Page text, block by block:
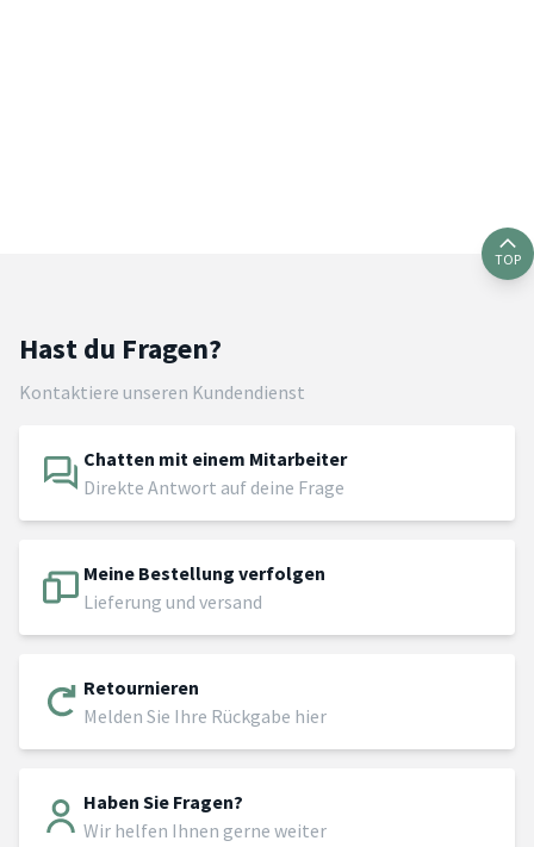
TOP
Hast du Fragen?
Kontaktiere unseren Kundendienst
Chatten mit einem Mitarbeiter
Direkte Antwort auf deine Frage
Meine Bestellung verfolgen
Lieferung und versand
Retournieren
Melden Sie Ihre Rückgabe hier
Haben Sie Fragen?
Wir helfen Ihnen gerne weiter